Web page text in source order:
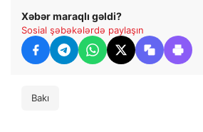
Xəbər maraqlı gəldi?
Sosial şəbəkələrdə paylaşın
Bakı